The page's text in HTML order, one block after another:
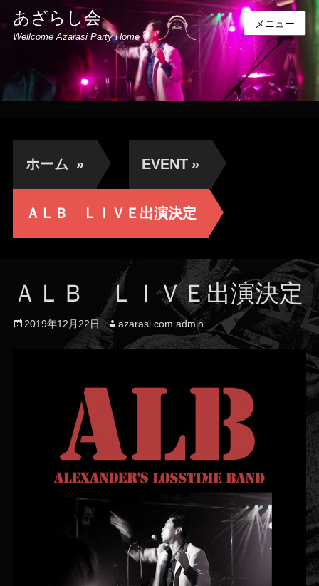
あざらし会
Wellcome Azarasi Party Home
メニュー
ホーム » EVENT »
ＡＬＢ ＬＩＶＥ出演決定
ＡＬＢ ＬＩＶＥ出演決定
投2019年12月22日
投
稿
azarasi.com.admin